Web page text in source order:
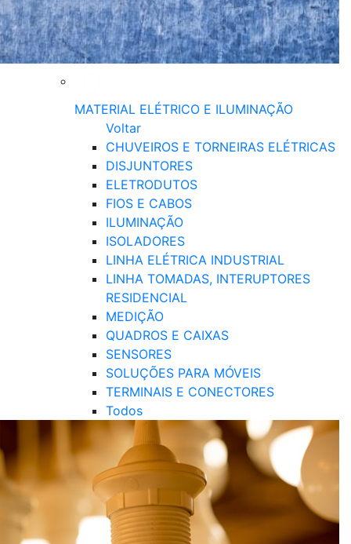
MATERIAL ELÉTRICO E ILUMINAÇÃO
Voltar
CHUVEIROS E TORNEIRAS ELÉTRICAS
DISJUNTORES
ELETRODUTOS
FIOS E CABOS
ILUMINAÇÃO
ISOLADORES
LINHA ELÉTRICA INDUSTRIAL
LINHA TOMADAS, INTERUPTORES
RESIDENCIAL
MEDIÇÃO
QUADROS E CAIXAS
SENSORES
SOLUÇÕES PARA MÓVEIS
TERMINAIS E CONECTORES
Todos